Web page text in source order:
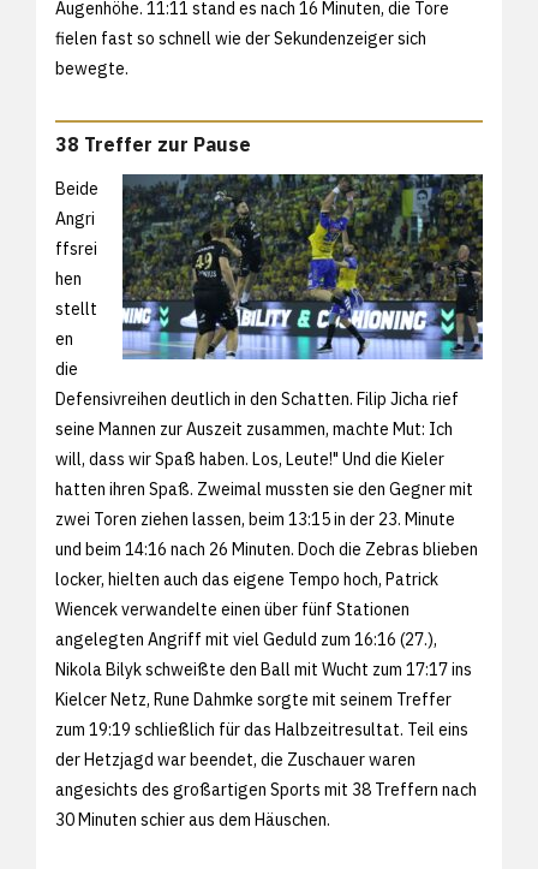
Augenhöhe. 11:11 stand es nach 16 Minuten, die Tore
fielen fast so schnell wie der Sekundenzeiger sich
bewegte.
38 Treffer zur Pause
Beide
Angri
ffsrei
hen
stellt
en
die
Defensivreihen deutlich in den Schatten. Filip Jicha rief
seine Mannen zur Auszeit zusammen, machte Mut: Ich
will, dass wir Spaß haben. Los, Leute!" Und die Kieler
hatten ihren Spaß. Zweimal mussten sie den Gegner mit
zwei Toren ziehen lassen, beim 13:15 in der 23. Minute
und beim 14:16 nach 26 Minuten. Doch die Zebras blieben
locker, hielten auch das eigene Tempo hoch, Patrick
Wiencek verwandelte einen über fünf Stationen
angelegten Angriff mit viel Geduld zum 16:16 (27.),
Nikola Bilyk schweißte den Ball mit Wucht zum 17:17 ins
Kielcer Netz, Rune Dahmke sorgte mit seinem Treffer
zum 19:19 schließlich für das Halbzeitresultat. Teil eins
der Hetzjagd war beendet, die Zuschauer waren
angesichts des großartigen Sports mit 38 Treffern nach
30 Minuten schier aus dem Häuschen.